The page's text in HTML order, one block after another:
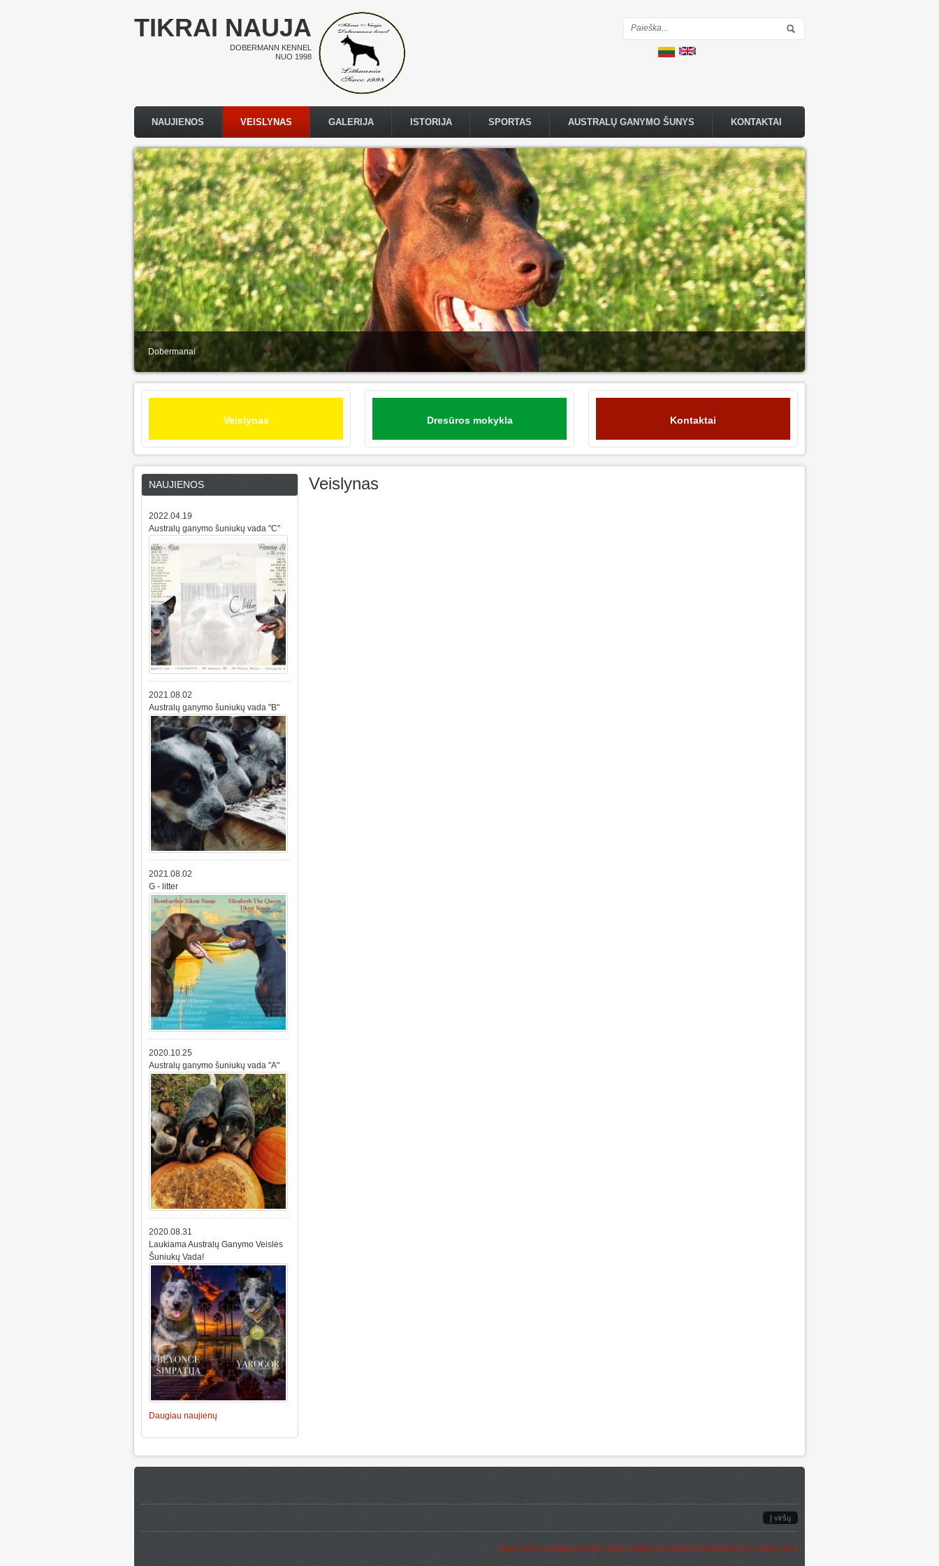
TIKRAI NAUJA
DOBERMANN KENNEL
NUO 1998
Paieškos forma
Pagrindinis meniu
NAUJIENOS VEISLYNAS GALERIJA ISTORIJA SPORTAS AUSTRALŲ GANYMO ŠUNYS KONTAKTAI
Dobermanai
Veislynas Dresūros mokykla Kontaktai
Veislynas
NAUJIENOS
2022.04.19
Australų ganymo šuniukų vada "C"
2021.08.02
Australų ganymo šuniukų vada "B"
2021.08.02
G - litter
2020.10.25
Australų ganymo šuniukų vada "A"
2020.08.31
Laukiama Australų Ganymo Veislės
Šuniukų Vada!
Daugiau naujienų
Į viršų
© it-crowd.lt 2015
Visas turinys priklauso Andriui Čečiui, kopijuoti be sutikimo draudžiama.